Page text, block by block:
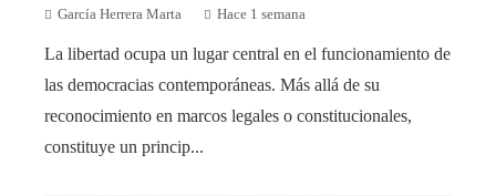
García Herrera Marta Hace 1 semana
La libertad ocupa un lugar central en el funcionamiento de
las democracias contemporáneas. Más allá de su
reconocimiento en marcos legales o constitucionales,
constituye un princip...